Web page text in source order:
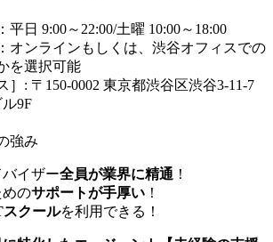
平日 9:00～22:00/土曜 10:00～18:00
オンラインもしくは、渋谷オフィスでの
を選択可能
］: 〒150-0002 東京都渋谷区渋谷3-11-7
9F
強み
イザー全員が業界に精通 ！
めのサポートが手厚い ！
クールを利用できる！